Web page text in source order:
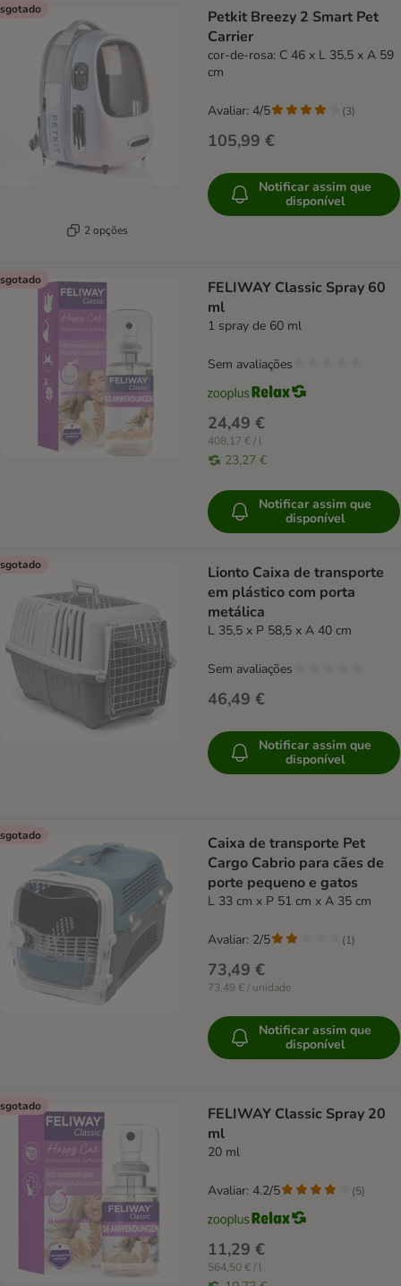
2 opções
Petkit Breezy 2 Smart Pet
Carrier
cor-de-rosa: C 46 x L 35,5 x A 59
cm
105,99 €
Avaliar: 4/5 (3)
Notificar assim que
disponível
FELIWAY Classic Spray 60
ml
1 spray de 60 ml
24,49 €
408,17 € / l
23,27 €
Sem avaliações
Notificar assim que
disponível
Lionto Caixa de transporte
em plástico com porta
metálica
L 35,5 x P 58,5 x A 40 cm
46,49 €
Sem avaliações
Notificar assim que
disponível
Caixa de transporte Pet
Cargo Cabrio para cães de
porte pequeno e gatos
L 33 cm x P 51 cm x A 35 cm
73,49 €
73,49 € / unidade
Avaliar: 2/5 (1)
Notificar assim que
disponível
FELIWAY Classic Spray 20
ml
20 ml
11,29 €
564,50 € / l
Avaliar: 4.2/5 (5)